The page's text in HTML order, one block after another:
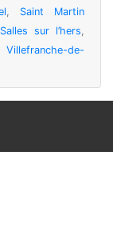
, Saint Martin
Salles sur l’hers,
Villefranche-de-